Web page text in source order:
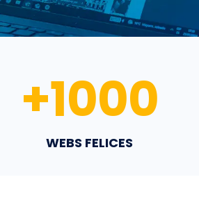
WEBS FELICES
+1000